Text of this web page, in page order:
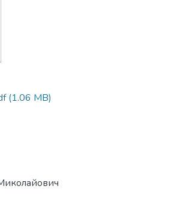
(1.06 MB)